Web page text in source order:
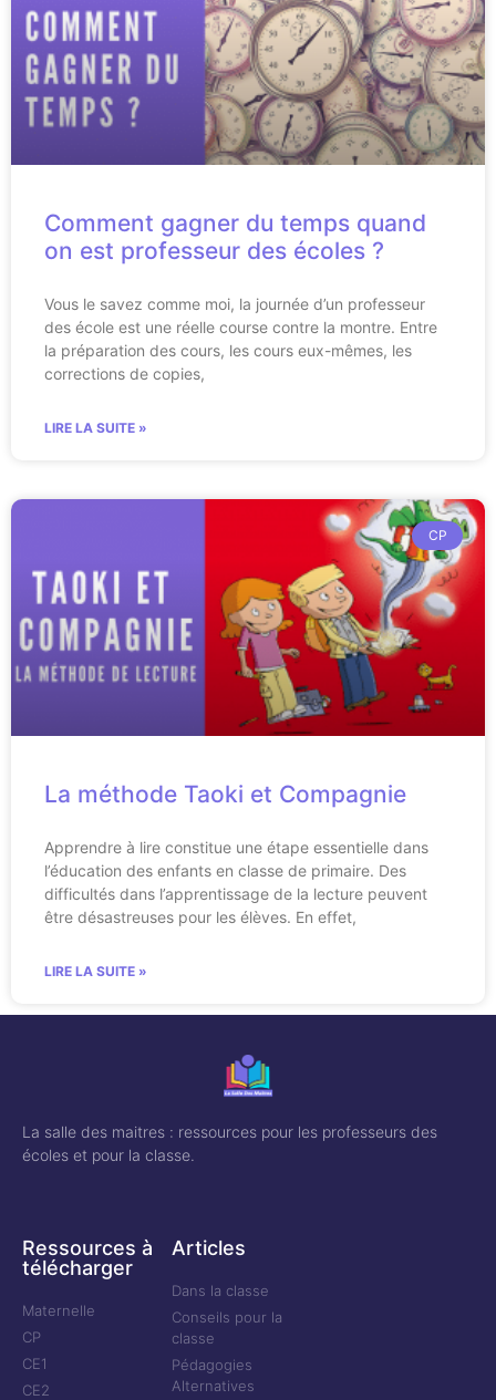
Comment gagner du temps quand
on est professeur des écoles ?
Vous le savez comme moi, la journée d’un professeur
des école est une réelle course contre la montre. Entre
la préparation des cours, les cours eux-mêmes, les
corrections de copies,
LIRE LA SUITE »
CP
La méthode Taoki et Compagnie
Apprendre à lire constitue une étape essentielle dans
l’éducation des enfants en classe de primaire. Des
difficultés dans l’apprentissage de la lecture peuvent
être désastreuses pour les élèves. En effet,
LIRE LA SUITE »
La salle des maitres : ressources pour les professeurs des
écoles et pour la classe.
Ressources à
télécharger
Maternelle
CP
CE1
CE2
Articles
Dans la classe
Conseils pour la
classe
Pédagogies
Alternatives